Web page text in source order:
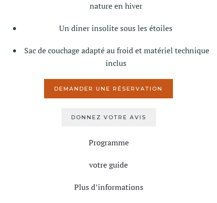
nature en hiver
Un diner insolite sous les étoiles
Sac de couchage adapté au froid et matériel technique
inclus
DEMANDER UNE RÉSERVATION
DONNEZ VOTRE AVIS
Programme
votre guide
Plus d’informations